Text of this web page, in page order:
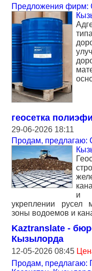
Предложения фирм:
геосетка
29-06-2026 18:11
Продам, предлагаю:
и
укреплении русел
зоны водоемов и
Kaztranslate -
Кызылорда
12-05-2026 08:45
Продам, предлагаю: